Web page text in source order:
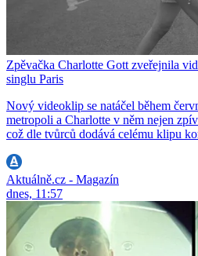
Zpěvačka Charlotte Gott zveřejnila
singlu Paris
Nový videoklip se natáčel během
metropoli a Charlotte v něm nejen
což dle tvůrců dodává celému klipu
Aktuálně.cz - Magazín
dnes, 11:57